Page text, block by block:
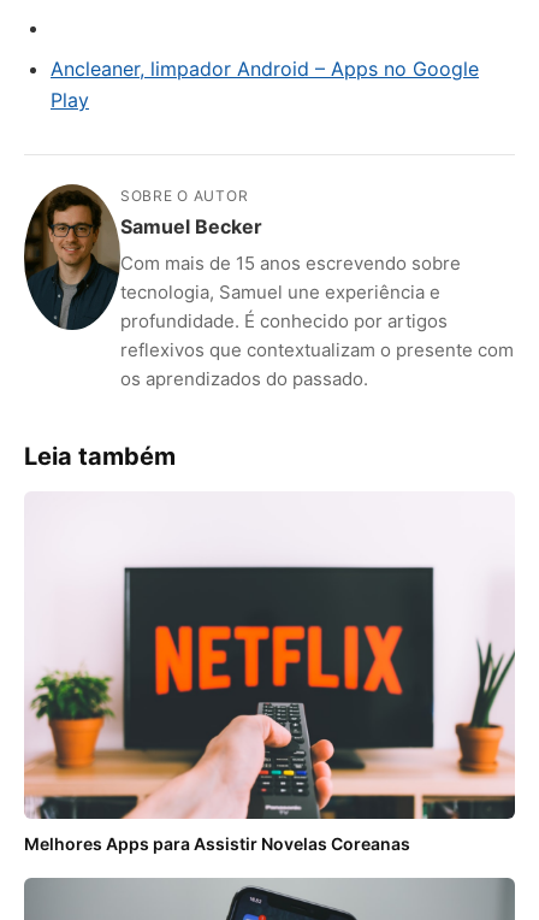
Ancleaner, limpador Android – Apps no Google
Play
SOBRE O AUTOR
Samuel Becker
Com mais de 15 anos escrevendo sobre
tecnologia, Samuel une experiência e
profundidade. É conhecido por artigos
reflexivos que contextualizam o presente com
os aprendizados do passado.
Leia também
Melhores Apps para Assistir Novelas Coreanas